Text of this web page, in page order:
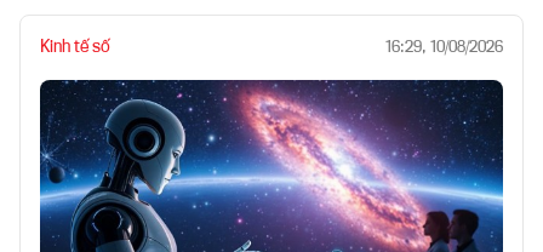
Kinh tế số 16:29, 10/08/2026